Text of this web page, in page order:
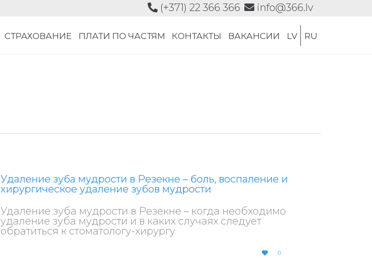
(+371) 22 366 366
info@366.lv
СТРАХОВАНИЕ ПЛАТИ ПО ЧАСТЯМ КОНТАКТЫ ВАКАНСИИ LV RU
Удаление зуба мудрости в Резекне – боль, воспаление и
хирургическое удаление зубов мудрости
Удаление зуба мудрости в Резекне – когда необходимо
удаление зуба мудрости и в каких случаях следует
обратиться к стоматологу-хирургу

LOVE
IT
0